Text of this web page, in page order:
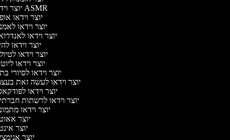
יוצר וידאו ASMR
יוצר וידאו
יוצר וידאו
יוצר וידאו
יוצר וידאו
יוצר וידאו
יוצר וידאו
יוצר וידאו לסיורי
יוצר וידאו לעשה זאת
יוצר וידאו
יוצר וידאו לרשתות
יוצר וידאו
יוצר
יוצר
יוצר